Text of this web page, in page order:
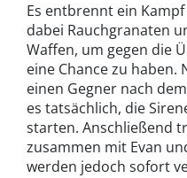
Es entbrennt ein
dabei Rauchgranaten
Waffen, um gegen die
eine Chance zu haben.
einen Gegner nach
es tatsächlich, die
starten. Anschließend
zusammen mit Evan
werden jedoch sofort